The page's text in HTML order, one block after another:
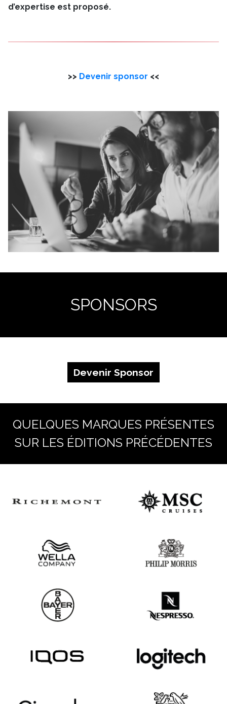
d’expertise est proposé.
>> Devenir sponsor <<
SPONSORS
Devenir Sponsor
QUELQUES MARQUES PRÉSENTES
SUR LES ÉDITIONS PRÉCÉDENTES